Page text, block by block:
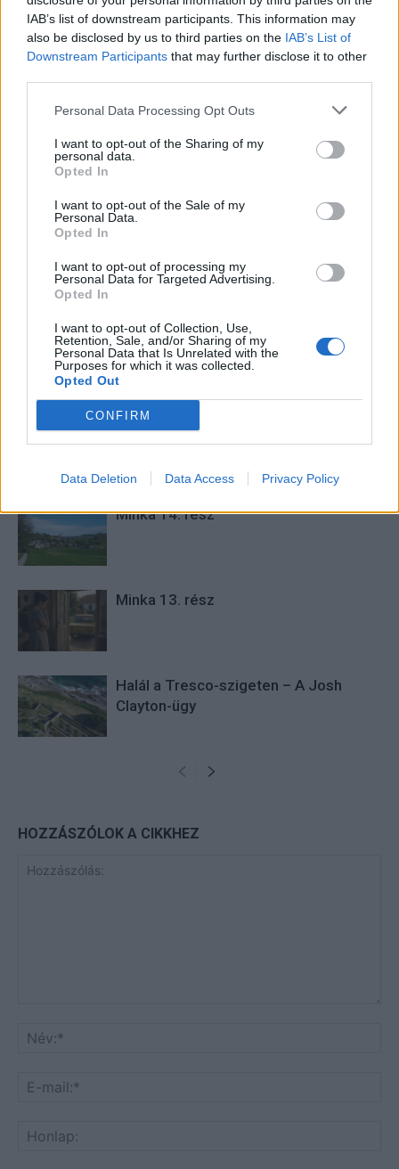
IAB’s list of downstream participants. This information may
also be disclosed by us to third parties on the IAB’s List of
Downstream Participants that may further disclose it to other
Personal Data Processing Opt Outs
I want to opt-out of the Sharing of my
personal data.
Opted In
I want to opt-out of the Sale of my
Personal Data.
Opted In
I want to opt-out of processing my
Personal Data for Targeted Advertising.
Opted In
I want to opt-out of Collection, Use,
Retention, Sale, and/or Sharing of my
Personal Data that Is Unrelated with the
Purposes for which it was collected.
Opted Out
CONFIRM
Data Deletion Data Access Privacy Policy
Imre Hilda
szabadidőmben írok. Szeretek belesni a hétköznapok függönye
mögé és közben keresem az embert, a nőt a jól legyártott álarcok
mögött. Néha meséket is írok, de gyakrabban novellákat,
cikkeket és apró vicces történeteket.
Minka 14. rész
Minka 13. rész
Halál a Tresco-szigeten – A Josh
Clayton-ügy
HOZZÁSZÓLOK A CIKKHEZ